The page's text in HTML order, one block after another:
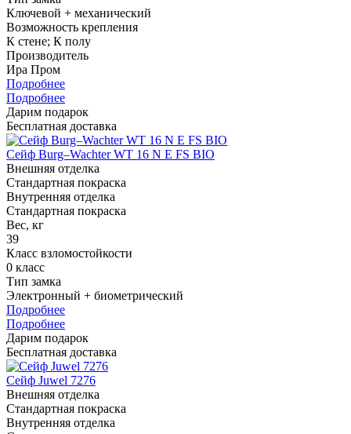
Ключевой + механический
Возможность крепления
К стене; К полу
Производитель
Ира Пром
Подробнее
Подробнее
Дарим подарок
Бесплатная доставка
Сейф Burg–Wachter WT 16 N E FS BIO
Внешняя отделка
Стандартная покраска
Внутренняя отделка
Стандартная покраска
Вес, кг
39
Класс взломостойкости
0 класс
Тип замка
Электронный + биометрический
Подробнее
Подробнее
Дарим подарок
Бесплатная доставка
Сейф Juwel 7276
Внешняя отделка
Стандартная покраска
Внутренняя отделка